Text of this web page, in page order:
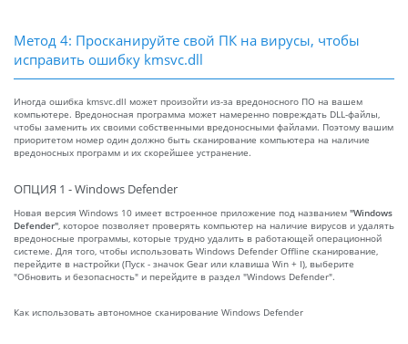
Метод 4: Просканируйте свой ПК на вирусы, чтобы
исправить ошибку kmsvc.dll
Иногда ошибка kmsvc.dll может произойти из-за вредоносного ПО на вашем
компьютере. Вредоносная программа может намеренно повреждать DLL-файлы,
чтобы заменить их своими собственными вредоносными файлами. Поэтому вашим
приоритетом номер один должно быть сканирование компьютера на наличие
вредоносных программ и их скорейшее устранение.
ОПЦИЯ 1 - Windows Defender
Новая версия Windows 10 имеет встроенное приложение под названием "Windows
Defender" , которое позволяет проверять компьютер на наличие вирусов и удалять
вредоносные программы, которые трудно удалить в работающей операционной
системе. Для того, чтобы использовать Windows Defender Offline сканирование,
перейдите в настройки (Пуск - значок Gear или клавиша Win + I), выберите
"Обновить и безопасность" и перейдите в раздел "Windows Defender".
Как использовать автономное сканирование Windows Defender